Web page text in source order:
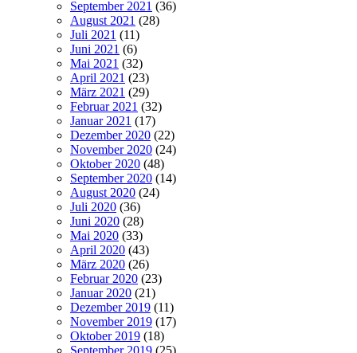
September 2021 (36)
August 2021 (28)
Juli 2021 (11)
Juni 2021 (6)
Mai 2021 (32)
April 2021 (23)
März 2021 (29)
Februar 2021 (32)
Januar 2021 (17)
Dezember 2020 (22)
November 2020 (24)
Oktober 2020 (48)
September 2020 (14)
August 2020 (24)
Juli 2020 (36)
Juni 2020 (28)
Mai 2020 (33)
April 2020 (43)
März 2020 (26)
Februar 2020 (23)
Januar 2020 (21)
Dezember 2019 (11)
November 2019 (17)
Oktober 2019 (18)
September 2019 (25)